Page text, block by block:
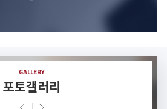
GALLERY
포토갤러리